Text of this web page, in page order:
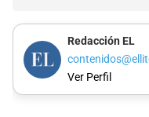
Redacción EL
Ver Perfil